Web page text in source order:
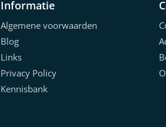
Informatie
Algemene voorwaarden
Blog
Links
Privacy Policy
Kennisbank